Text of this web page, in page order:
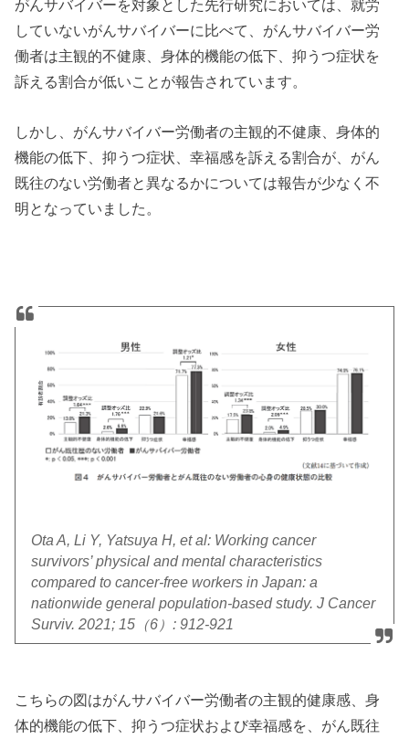
がんサバイバーを対象とした先行研究においては、就労
していないがんサバイバーに比べて、がんサバイバー労
働者は主観的不健康、身体的機能の低下、抑うつ症状を
訴える割合が低いことが報告されています。
しかし、がんサバイバー労働者の主観的不健康、身体的
機能の低下、抑うつ症状、幸福感を訴える割合が、がん
既往のない労働者と異なるかについては報告が少なく不
明となっていました。
Ota A, Li Y, Yatsuya H, et al: Working cancer
survivors’ physical and mental characteristics
compared to cancer-free workers in Japan: a
nationwide general population-based study. J Cancer
Surviv. 2021; 15（6）: 912-921
こちらの図はがんサバイバー労働者の主観的健康感、身
体的機能の低下、抑うつ症状および幸福感を、がん既往